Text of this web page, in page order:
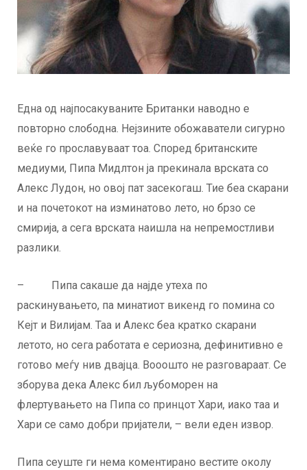
Една од најпосакуваните Британки наводно е
повторно слободна. Нејзините обожаватели сигурно
веќе го прославуваат тоа. Според британските
медиуми, Пипа Мидлтон ја прекинала врската со
Алекс Лудон, но овој пат засекогаш. Тие беа скарани
и на почетокот на изминатово лето, но брзо се
смирија, а сега врската наишла на непремостливи
разлики.
– Пипа сакаше да најде утеха по
раскинувањето, па минатиот викенд го помина со
Кејт и Вилијам. Таа и Алекс беа кратко скарани
летото, но сега работата е сериозна, дефинитивно е
готово меѓу нив двајца. Вооошто не разговараат. Се
зборува дека Алекс бил љубоморен на
флертувањето на Пипа со принцот Хари, иако таа и
Хари се само добри пријатели, – вели еден извор.
Пипа сеуште ги нема коментирано вестите околу